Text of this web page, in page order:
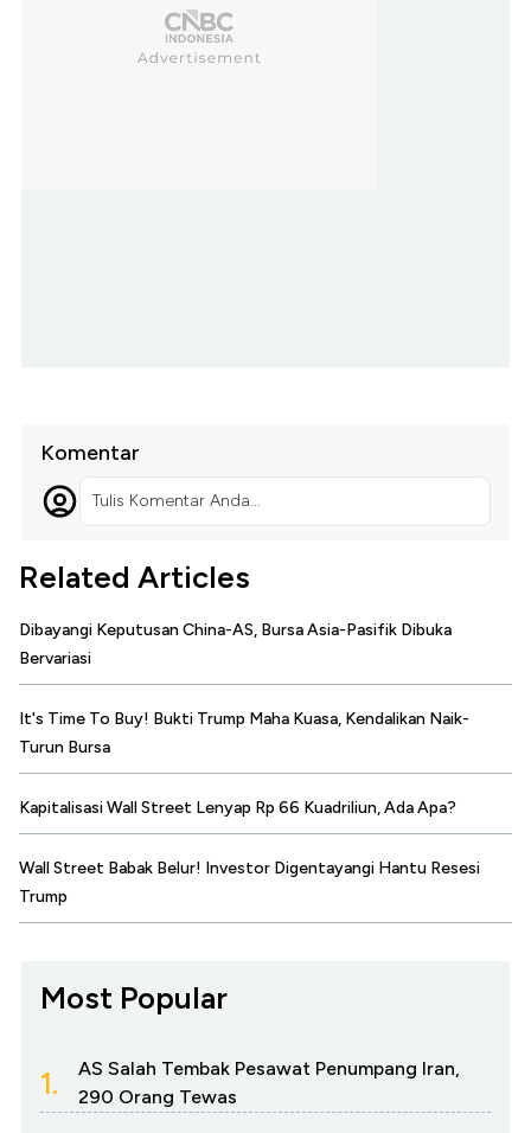
Komentar
Tulis Komentar Anda...
Related Articles
Dibayangi Keputusan China-AS, Bursa Asia-Pasifik Dibuka
Bervariasi
It's Time To Buy! Bukti Trump Maha Kuasa, Kendalikan Naik-
Turun Bursa
Kapitalisasi Wall Street Lenyap Rp 66 Kuadriliun, Ada Apa?
Wall Street Babak Belur! Investor Digentayangi Hantu Resesi
Trump
Most Popular
1.
AS Salah Tembak Pesawat Penumpang Iran,
290 Orang Tewas